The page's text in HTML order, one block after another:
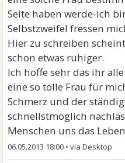
Seite haben werde-ich
Selbstzweifel fressen
Hier zu schreiben
schon etwas ruhiger.
Ich hoffe sehr das ihr
eine so tolle Frau für
Schmerz und der
schnellstmöglich
Menschen uns das
06.05.2013 18:00 •